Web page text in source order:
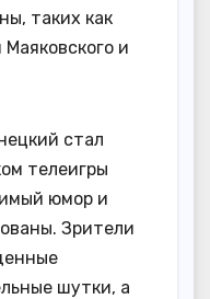
таких как
и
стал
телеигры
юмор и
Зрители
шутки, а